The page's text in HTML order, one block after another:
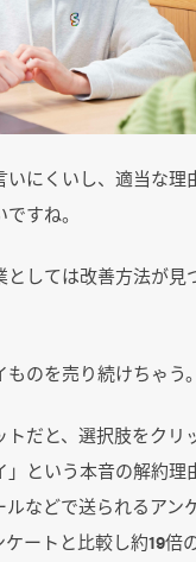
いにくいし、適当な理
すね。
としては改善方法が見
のを売り続けちゃう。
トだと、選択肢をクリ
」という本音の解約理
ルなどで送られるアン
ートと比較し約19倍